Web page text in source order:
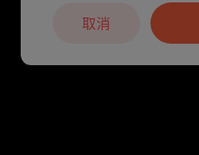
取消